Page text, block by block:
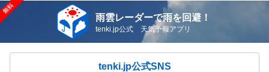
雨雲レーダーで雨を回避！
tenki.jp公式 天気予報アプリ
tenki.jp公式SNS